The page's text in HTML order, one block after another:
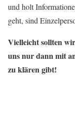
und holt
geht, sind
Vielleicht sollten
uns nur dann mit
zu klären gibt!